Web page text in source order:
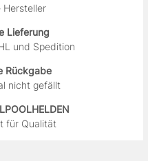
Hersteller
Lieferung
und Spedition
Rückgabe
nicht gefällt
für Qualität